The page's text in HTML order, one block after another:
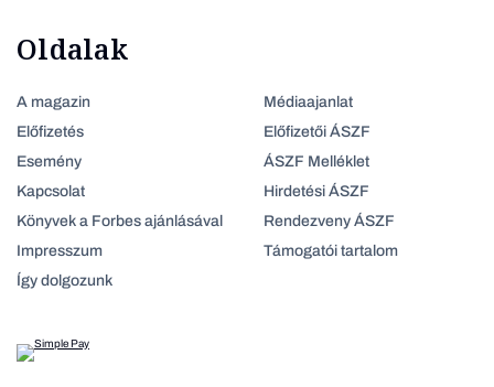
Oldalak
A magazin
Előfizetés
Esemény
Kapcsolat
Könyvek a Forbes ajánlásával
Impresszum
Így dolgozunk
Médiaajanlat
Előfizetői ÁSZF
ÁSZF Melléklet
Hirdetési ÁSZF
Rendezveny ÁSZF
Támogatói tartalom